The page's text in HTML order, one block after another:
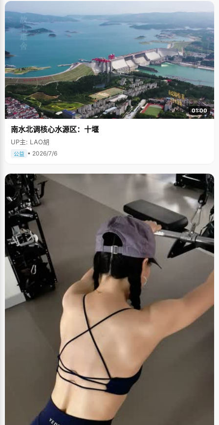
01:00
南水北调核心水源区：十堰
UP主: LAO胡
公益 • 2026/7/6